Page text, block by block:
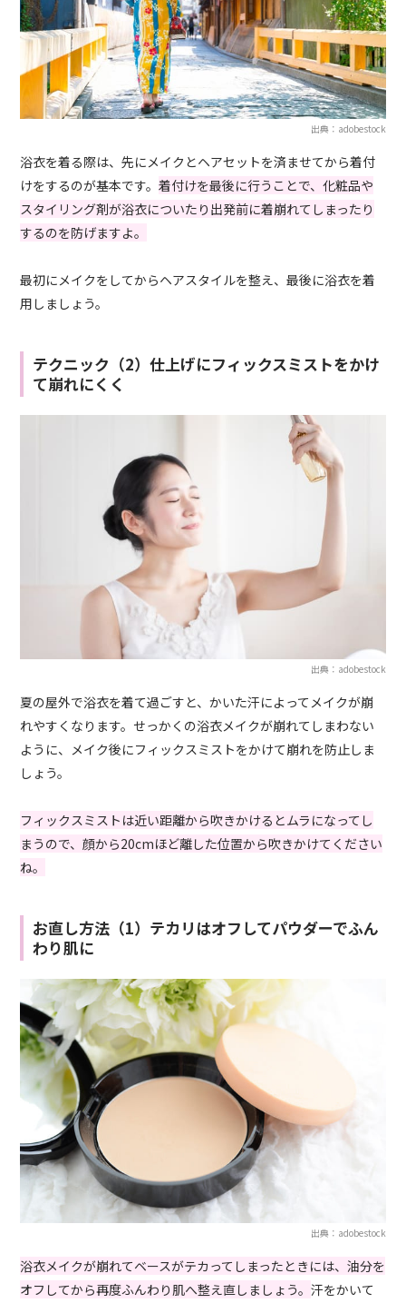
出典：adobestock
浴衣を着る際は、先にメイクとヘアセットを済ませてから着付
けをするのが基本です。着付けを最後に行うことで、化粧品や
スタイリング剤が浴衣についたり出発前に着崩れてしまったり
するのを防げますよ。
最初にメイクをしてからヘアスタイルを整え、最後に浴衣を着
用しましょう。
テクニック（2）仕上げにフィックスミストをかけ
て崩れにくく
出典：adobestock
夏の屋外で浴衣を着て過ごすと、かいた汗によってメイクが崩
れやすくなります。せっかくの浴衣メイクが崩れてしまわない
ように、メイク後にフィックスミストをかけて崩れを防止しま
しょう。
フィックスミストは近い距離から吹きかけるとムラになってし
まうので、顔から20cmほど離した位置から吹きかけてください
ね。
お直し方法（1）テカリはオフしてパウダーでふん
わり肌に
出典：adobestock
浴衣メイクが崩れてベースがテカってしまったときには、油分を
オフしてから再度ふんわり肌へ整え直しましょう。汗をかいて